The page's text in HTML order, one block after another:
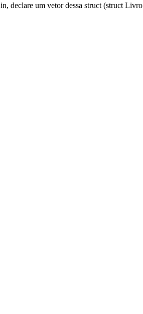
, declare um vetor dessa struct (struct Livro